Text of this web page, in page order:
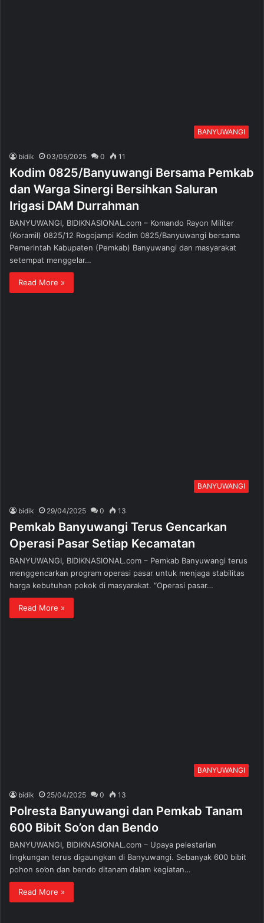
BANYUWANGI
bidik 03/05/2025 0 11
Kodim 0825/Banyuwangi Bersama Pemkab
dan Warga Sinergi Bersihkan Saluran
Irigasi DAM Durrahman
BANYUWANGI, BIDIKNASIONAL.com – Komando Rayon Militer
(Koramil) 0825/12 Rogojampi Kodim 0825/Banyuwangi bersama
Pemerintah Kabupaten (Pemkab) Banyuwangi dan masyarakat
setempat menggelar…
Read More »
BANYUWANGI
bidik 29/04/2025 0 13
Pemkab Banyuwangi Terus Gencarkan
Operasi Pasar Setiap Kecamatan
BANYUWANGI, BIDIKNASIONAL.com – Pemkab Banyuwangi terus
menggencarkan program operasi pasar untuk menjaga stabilitas
harga kebutuhan pokok di masyarakat. “Operasi pasar…
Read More »
BANYUWANGI
bidik 25/04/2025 0 13
Polresta Banyuwangi dan Pemkab Tanam
600 Bibit So’on dan Bendo
BANYUWANGI, BIDIKNASIONAL.com – Upaya pelestarian
lingkungan terus digaungkan di Banyuwangi. Sebanyak 600 bibit
pohon so’on dan bendo ditanam dalam kegiatan…
Read More »